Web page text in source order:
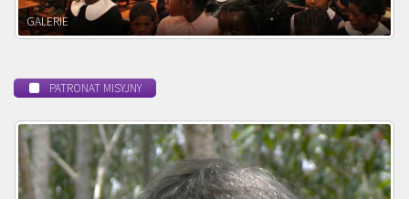
POWOŁANIE MISYJNE
PATRONAT MISYJNY